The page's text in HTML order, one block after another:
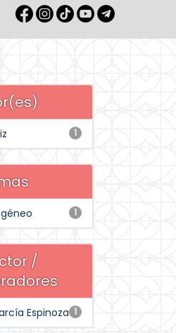
1
1
/
1
Espinoza